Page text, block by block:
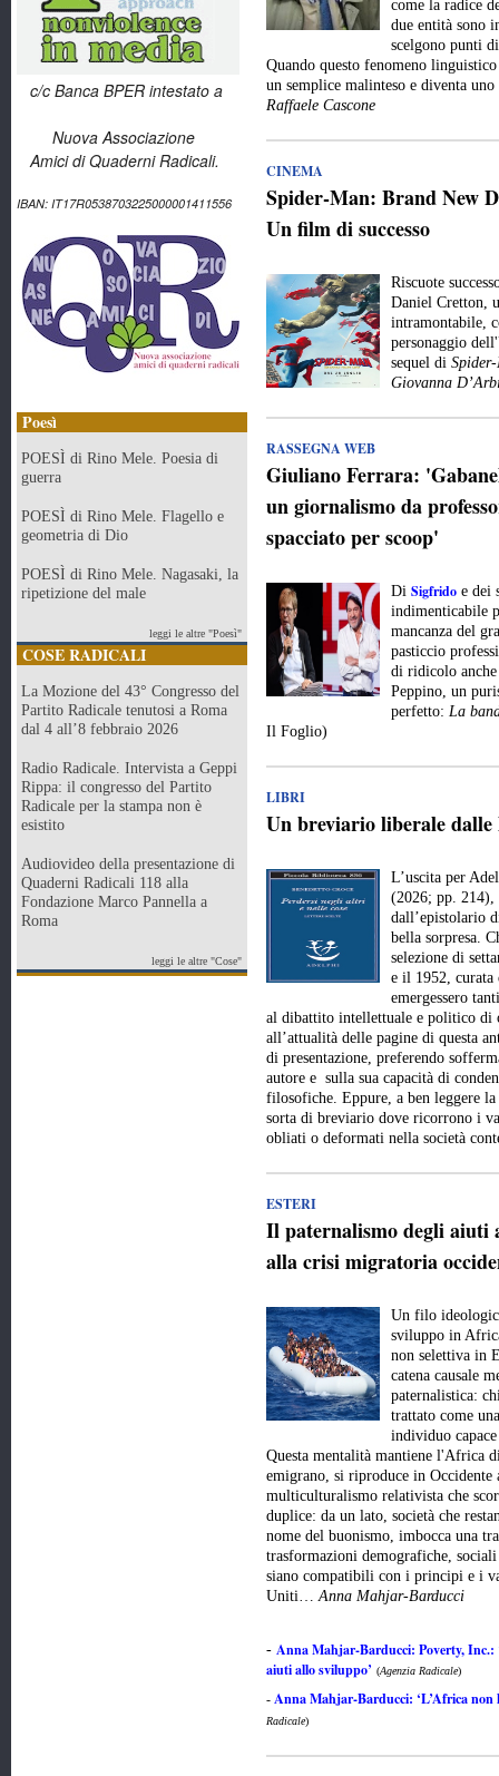
c/c Banca BPER intestato a
Nuova Associazione
Amici di Quaderni Radicali.
IBAN: IT17R0538703225000001411556
Poesì
POESÌ di Rino Mele. Poesia di
guerra
POESÌ di Rino Mele. Flagello e
geometria di Dio
POESÌ di Rino Mele. Nagasaki, la
ripetizione del male
leggi le altre "Poesì"
COSE RADICALI
La Mozione del 43° Congresso del
Partito Radicale tenutosi a Roma
dal 4 all’8 febbraio 2026
Radio Radicale. Intervista a Geppi
Rippa: il congresso del Partito
Radicale per la stampa non è
esistito
Audiovideo della presentazione di
Quaderni Radicali 118 alla
Fondazione Marco Pannella a
Roma
leggi le altre "Cose"
come la radice
due entità sono
scelgono punti
Quando questo fenomeno
un semplice malinteso e diventa
Raffaele Cascone
CINEMA
Spider-Man: Brand New
Un film di successo
Riscuote
Daniel Cretton,
intramontabile,
personaggio
sequel di
Giovanna
RASSEGNA WEB
Giuliano Ferrara:
un giornalismo da
spacciato per scoop'
Di Sigfrido e dei
indimenticabile
mancanza del
pasticcio
di ridicolo anche
Peppino, un
perfetto: La
Il Foglio)
LIBRI
Un breviario liberale dalle
L’uscita per
(2026; pp. 214),
dall’epistolario
bella sorpresa.
selezione di
e il 1952, curata
emergessero
al dibattito intellettuale e politico di
all’attualità delle pagine di questa
di presentazione, preferendo
autore e sulla sua capacità di
filosofiche. Eppure, a ben leggere la
sorta di breviario dove ricorrono i
obliati o deformati nella società
ESTERI
Il paternalismo degli aiuti
alla crisi migratoria
Un filo
sviluppo in
non selettiva in
catena causale
paternalistica:
trattato come
individuo
Questa mentalità mantiene l'Africa
emigrano, si riproduce in Occidente
multiculturalismo relativista che
duplice: da un lato, società che
nome del buonismo, imbocca una
trasformazioni demografiche,
siano compatibili con i principi e i
Uniti…Anna Mahjar-Barducci
- Anna Mahjar-Barducci: Poverty, Inc.:
aiuti allo sviluppo’ (Agenzia Radicale)
- Anna Mahjar-Barducci: ‘L’Africa
Radicale)